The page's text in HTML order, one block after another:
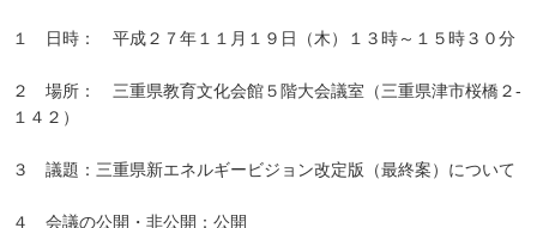
１ 日時： 平成２７年１１月１９日（木）１３時～１５時３０分
２ 場所： 三重県教育文化会館５階大会議室（三重県津市桜橋２-
１４２）
３ 議題：三重県新エネルギービジョン改定版（最終案）について
４ 会議の公開・非公開：公開